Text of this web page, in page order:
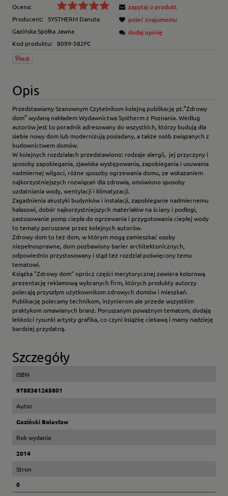
Ocena:
Producent:
SYSTHERM Danuta
Gazińska Spółka Jawna
Kod produktu:
8099-582FC
zapytaj o produkt
poleć znajomemu
dodaj opinię
Opis
Przedstawiamy Szanownym Czytelnikom kolejną publikację pt.”Zdrowy
dom” wydaną nakładem Wydawnictwa Systherm z Poznania. Według
autorów jest to poradnik adresowany do wszystkich, którzy budują dla
siebie nowy dom lub modernizują posiadany, a także osób związanych z
budownictwem domów.
W kolejnych rozdziałach przedstawiono: rodzaje alergii, jej przyczyny i
sposoby zapobiegania, zjawiska występowania, zapobiegania i usuwania
nadmiernej wilgoci, różne sposoby ogrzewania domu, ze wskazaniem
najkorzystniejszych rozwiązań dla zdrowia, omówiono sposoby
uzdatniania wody, wentylacji i klimatyzacji.
Zagadnienia akustyki budynków i instalacji, zapobieganie nadmiernemu
hałasowi, dobór najkorzystniejszych materiałów na ściany i podłogi,
zastosowanie pomp ciepła do ogrzewania i przygotowania ciepłej wody
to tematy poruszane przez kolejnych autorów.
Zdrowy dom to też dom, w którym mogą zamieszkać osoby
niepełnosprawne, dom pozbawiony barier architektonicznych,
odpowiednio przystosowany i stąd też rozdział poświęcony temu
tematowi.
Książka "Zdrowy dom" oprócz części merytorycznej zawiera kolorową
prezentację reklamową wybranych firm, których produkty autorzy
polecają przyszłym użytkownikom zdrowych domów i mieszkań.
Publikację polecamy technikom, inżynierom ale przede wszystkim
praktykom omawianych branż. Poruszanym poważnym tematom, dodają
lekkości rysunki artysty grafika, co czyni książkę ciekawą i mamy nadzieję
bardziej przydatną.
Szczegóły
ISBN
9788361265801
Autor
Gaziński Bolesław
Rok wydania
2014
Stron
0